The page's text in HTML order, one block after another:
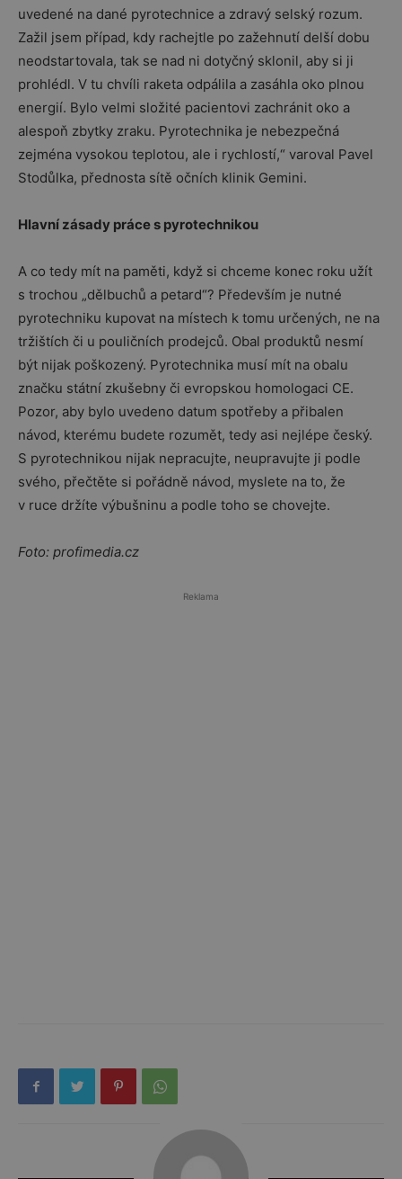
uvedené na dané pyrotechnice a zdravý selský rozum.
Zažil jsem případ, kdy rachejtle po zažehnutí delší dobu
neodstartovala, tak se nad ni dotyčný sklonil, aby si ji
prohlédl. V tu chvíli raketa odpálila a zasáhla oko plnou
energií. Bylo velmi složité pacientovi zachránit oko a
alespoň zbytky zraku. Pyrotechnika je nebezpečná
zejména vysokou teplotou, ale i rychlostí,“ varoval Pavel
Stodůlka, přednosta sítě očních klinik Gemini.
Hlavní zásady práce s pyrotechnikou
A co tedy mít na paměti, když si chceme konec roku užít
s trochou „dělbuchů a petard“? Především je nutné
pyrotechniku kupovat na místech k tomu určených, ne na
tržištích či u pouličních prodejců. Obal produktů nesmí
být nijak poškozený. Pyrotechnika musí mít na obalu
značku státní zkušebny či evropskou homologaci CE.
Pozor, aby bylo uvedeno datum spotřeby a přibalen
návod, kterému budete rozumět, tedy asi nejlépe český.
S pyrotechnikou nijak nepracujte, neupravujte ji podle
svého, přečtěte si pořádně návod, myslete na to, že
v ruce držíte výbušninu a podle toho se chovejte.
Foto: profimedia.cz
Reklama